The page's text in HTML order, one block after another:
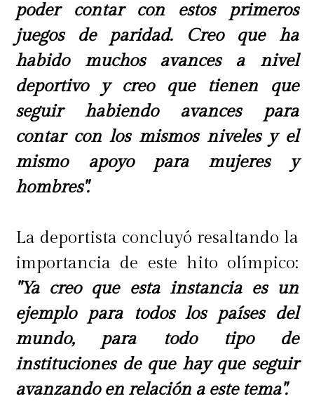
poder contar con estos primeros
juegos de paridad. Creo que ha
habido muchos avances a nivel
deportivo y creo que tienen que
seguir habiendo avances para
contar con los mismos niveles y el
mismo apoyo para mujeres y
hombres".
La deportista concluyó resaltando la
importancia de este hito olímpico:
"Ya creo que esta instancia es un
ejemplo para todos los países del
mundo, para todo tipo de
instituciones de que hay que seguir
avanzando en relación a este tema".